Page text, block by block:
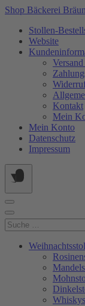
Springe
Inhalt
Shop Bäckerei
Stollen-
Website
Kontakt
Mein
Mein Konto
Datenschutz
Impressum
Suchen
nach: